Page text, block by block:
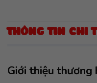
THÔNG TIN CHI
Giới thiệu thương